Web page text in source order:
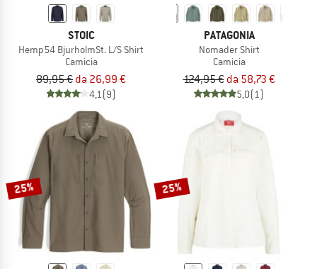
STOIC
Hemp54 BjurholmSt. L/S Shirt
Camicia
89,95 € da 26,99 €
4,1(9)
PATAGONIA
Nomader Shirt
Camicia
124,95 € da 58,73 €
5,0(1)
25% 25%